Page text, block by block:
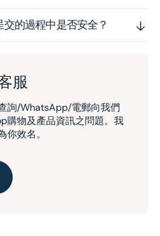
的過程中是否安全？
服
詢/WhatsApp/電郵向我們
購物及產品資訊之問題。我
你效名。